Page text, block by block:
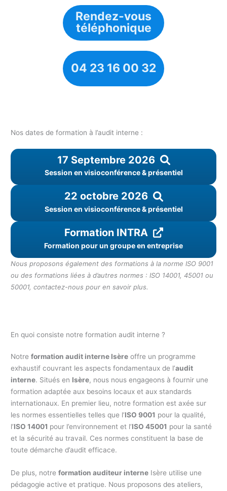
Rendez-vous
téléphonique
04 23 16 00 32
Nos dates de formation à l’audit interne :
17 Septembre 2026
Session en visioconférence & présentiel
22 octobre 2026
Session en visioconférence & présentiel
Formation INTRA
Formation pour un groupe en entreprise
Nous proposons également des formations à la norme ISO 9001
ou des formations liées à d’autres normes : ISO 14001, 45001 ou
50001, contactez-nous pour en savoir plus.
En quoi consiste notre formation audit interne ?
Notreformation audit interne Isère offre un programme
exhaustif couvrant les aspects fondamentaux de l’audit
interne. Situés en Isère, nous nous engageons à fournir une
formation adaptée aux besoins locaux et aux standards
internationaux. En premier lieu, notre formation est axée sur
les normes essentielles telles que l’ISO 9001 pour la qualité,
l’ISO 14001 pour l’environnement et l’ISO 45001 pour la santé
et la sécurité au travail. Ces normes constituent la base de
toute démarche d’audit efficace.
De plus, notreformation auditeur interne Isère utilise une
pédagogie active et pratique. Nous proposons des ateliers,